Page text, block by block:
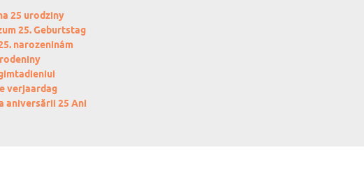
25 urodziny
25. Geburtstag
narozeninám
verjaardag
aniversării 25 Ani